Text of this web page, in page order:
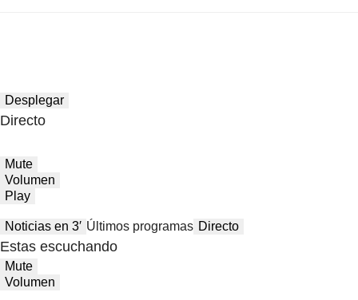
Desplegar
Directo
Mute
Volumen
Play
Noticias en 3′ Últimos programas Directo
Estas escuchando
Mute
Volumen